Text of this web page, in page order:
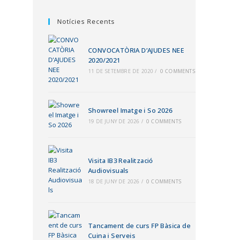
Notícies Recents
CONVOCATÒRIA D’AJUDES NEE
2020/2021
11 DE SETEMBRE DE 2020 / 0 COMMENTS
Showreel Imatge i So 2026
19 DE JUNY DE 2026 / 0 COMMENTS
Visita IB3 Realització
Audiovisuals
18 DE JUNY DE 2026 / 0 COMMENTS
Tancament de curs FP Bàsica de
Cuina i Serveis